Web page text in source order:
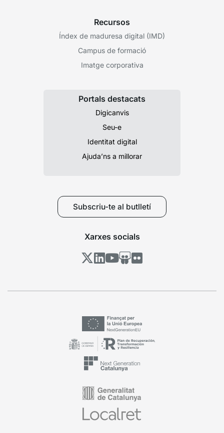
Recursos
Índex de maduresa digital (IMD)
Campus de formació
Imatge corporativa
Portals destacats
Digicanvis
Seu-e
Identitat digital
Ajuda’ns a millorar
Subscriu-te al butlletí
Xarxes socials